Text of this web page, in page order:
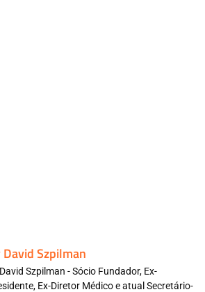
David Szpilman
Szpilman - Sócio Fundador, Ex-
Ex-Diretor Médico e atual Secretário-